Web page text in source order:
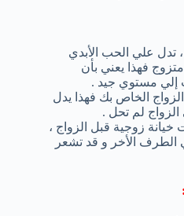
تدل علي الحب الأبدي
فهذا يعني بأن
إلي مستوي جيد .
الخاص بك فهذا يدل
لم تحل .
زوجية قبل الزواج ،
الطرف الأخر و قد تشعر